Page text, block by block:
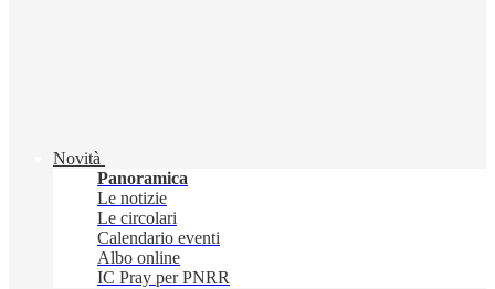
Novità
Panoramica
Le notizie
Le circolari
Calendario eventi
Albo online
IC Pray per PNRR